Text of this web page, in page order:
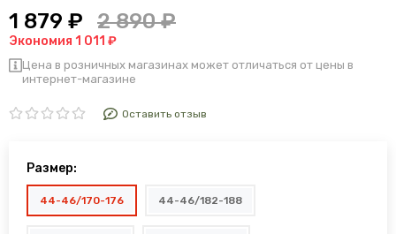
1 879 ₽ 2 890 ₽
Экономия 1 011 ₽
Цена в розничных магазинах может отличаться от цены в
интернет-магазине
Оставить отзыв
Размер:
44-46/170-176 44-46/182-188